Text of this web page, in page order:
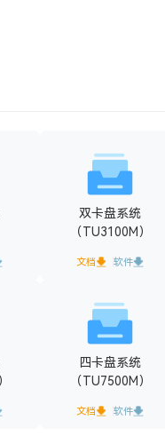
双卡盘系统
（TU3100M）
文档 软件
四卡盘系统
（TU7500M）
文档 软件